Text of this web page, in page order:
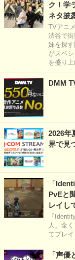
ク！学
ネタ披
TVアニ
渋谷で
妹を探
がスペ
を盛り上
DMM
2026年
界で見
「
PvEと
レイし
『
人、全
てプレイ
「声